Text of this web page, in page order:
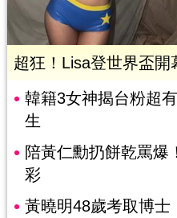
超狂！Lisa登世界盃開
韓籍3女神揭台粉超
生
陪黃仁勳扔餅乾罵爆
彩
黃曉明48歲考取博士